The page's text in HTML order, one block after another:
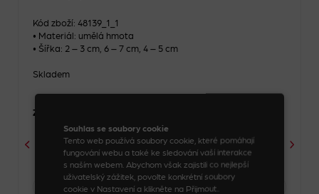
Souhlas se soubory cookie
Tento web používá soubory cookie, které pomáhají
fungování webu a také ke sledování vaší interakce
s naším webem. Abychom však zajistili co nejlepší
uživatelský zážitek, povolte konkrétní soubory
cookie v Nastavení a klikněte na Přijmout..
Kód zboží: 48139_1_1
• Materiál: umělá hmota
• Šířka: 2 – 3 cm, 6 – 7 cm, 4 – 5 cm
Skladem
Zvolte variantu
1 kus